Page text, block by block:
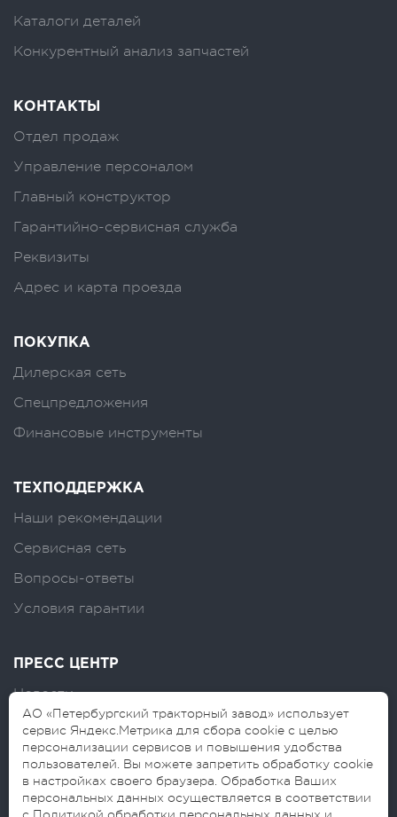
Каталоги деталей
Конкурентный анализ запчастей
КОНТАКТЫ
Отдел продаж
Управление персоналом
Главный конструктор
Гарантийно-сервисная служба
Реквизиты
Адрес и карта проезда
ПОКУПКА
Дилерская сеть
Спецпредложения
Финансовые инструменты
ТЕХПОДДЕРЖКА
Наши рекомендации
Сервисная сеть
Вопросы-ответы
Условия гарантии
ПРЕСС ЦЕНТР
Новости
Логотипы
Блог
АО «Петербургский тракторный завод» использует
сервис Яндекс.Метрика для сбора cookie с целью
персонализации сервисов и повышения удобства
пользователей. Вы можете запретить обработку cookie
в настройках своего браузера. Обработка Ваших
персональных данных осуществляется в соответствии